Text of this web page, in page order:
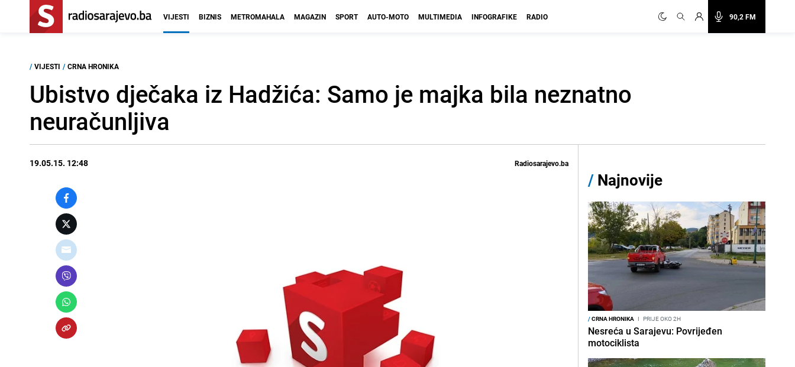
90,2 FM
VIJESTI BIZNIS METROMAHALA MAGAZIN SPORT AUTO-MOTO MULTIMEDIA INFOGRAFIKE RADIO
/ VIJESTI / CRNA HRONIKA
Ubistvo dječaka iz Hadžića: Samo je majka bila neznatno
neuračunljiva
19.05.15. 12:48 Radiosarajevo.ba
/ Najnovije
/CRNA HRONIKA I PRIJE OKO 2H
Nesreća u Sarajevu: Povrijeđen
motociklista